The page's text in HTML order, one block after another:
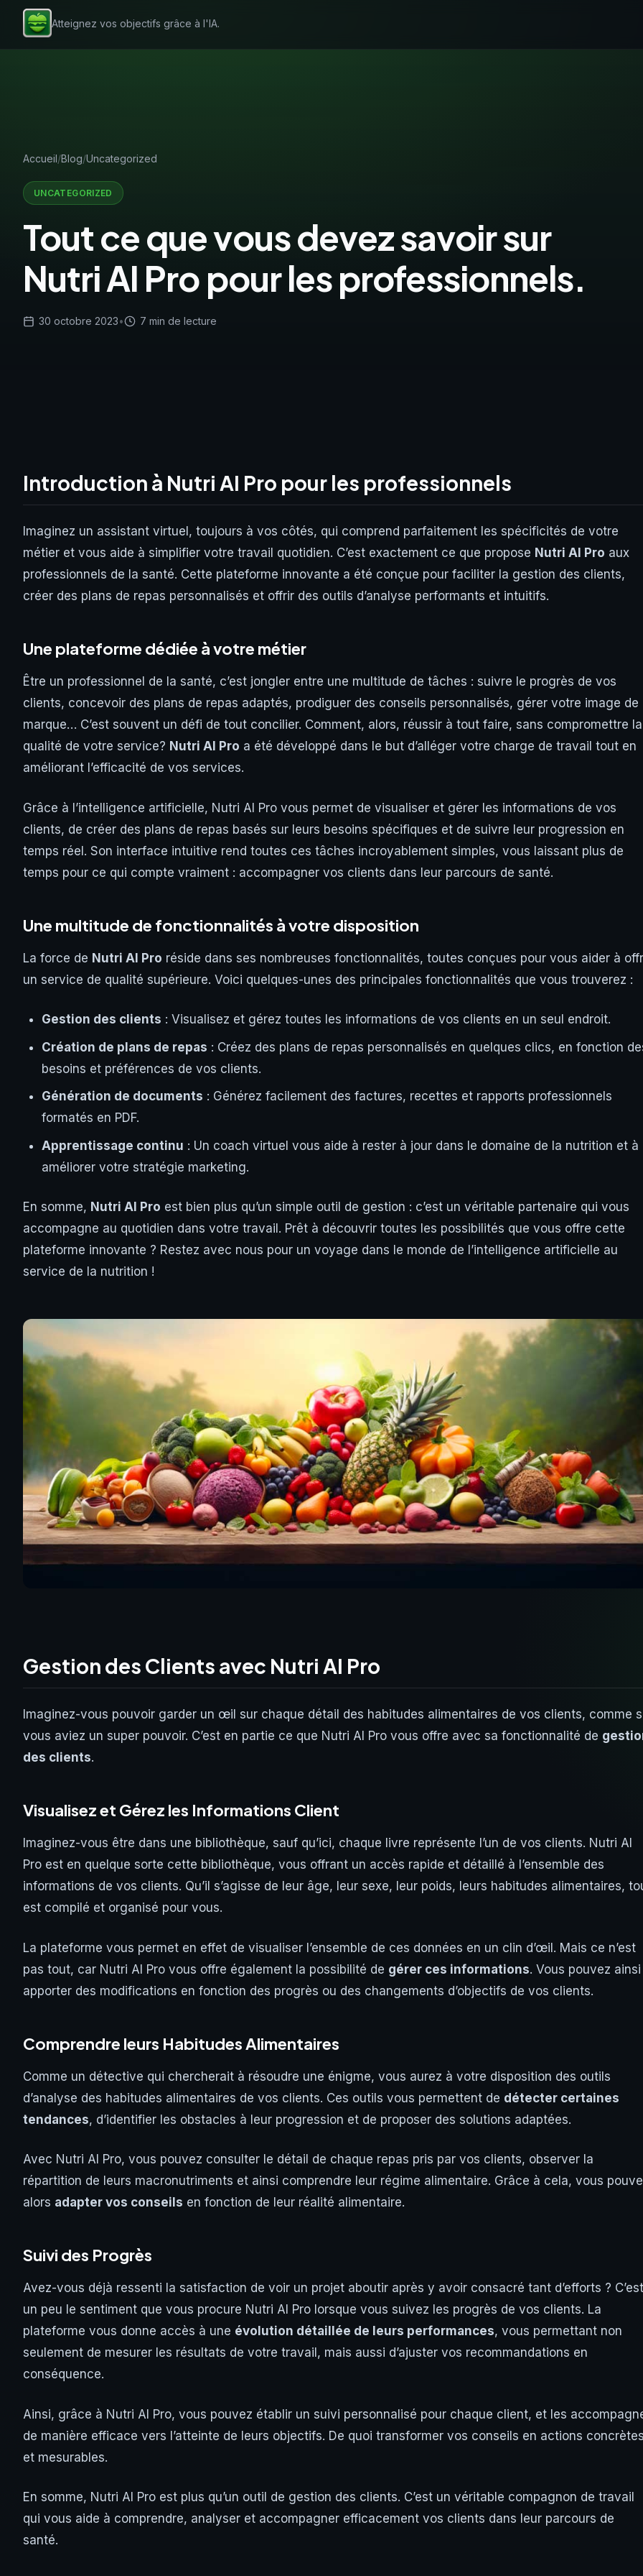
Atteignez vos objectifs grâce à l'IA.
Accueil Blog Uncategorized
UNCATEGORIZED
Tout ce que vous devez savoir sur
Nutri AI Pro pour les professionnels.
30 octobre 2023• 7 min de lecture
Introduction à Nutri AI Pro pour les professionnels
Imaginez un assistant virtuel, toujours à vos côtés, qui comprend parfaitement les spécificités de votre
métier et vous aide à simplifier votre travail quotidien. C’est exactement ce que propose Nutri AI Pro aux
professionnels de la santé. Cette plateforme innovante a été conçue pour faciliter la gestion des clients,
créer des plans de repas personnalisés et offrir des outils d’analyse performants et intuitifs.
Une plateforme dédiée à votre métier
Être un professionnel de la santé, c’est jongler entre une multitude de tâches : suivre le progrès de vos
clients, concevoir des plans de repas adaptés, prodiguer des conseils personnalisés, gérer votre image de
marque… C’est souvent un défi de tout concilier. Comment, alors, réussir à tout faire, sans compromettre la
qualité de votre service? Nutri AI Pro a été développé dans le but d’alléger votre charge de travail tout en
améliorant l’efficacité de vos services.
Grâce à l’intelligence artificielle, Nutri AI Pro vous permet de visualiser et gérer les informations de vos
clients, de créer des plans de repas basés sur leurs besoins spécifiques et de suivre leur progression en
temps réel. Son interface intuitive rend toutes ces tâches incroyablement simples, vous laissant plus de
temps pour ce qui compte vraiment : accompagner vos clients dans leur parcours de santé.
Une multitude de fonctionnalités à votre disposition
La force de Nutri AI Pro réside dans ses nombreuses fonctionnalités, toutes conçues pour vous aider à
un service de qualité supérieure. Voici quelques-unes des principales fonctionnalités que vous trouverez :
Gestion des clients : Visualisez et gérez toutes les informations de vos clients en un seul endroit.
Création de plans de repas : Créez des plans de repas personnalisés en quelques clics, en fonction
besoins et préférences de vos clients.
Génération de documents : Générez facilement des factures, recettes et rapports professionnels
formatés en PDF.
Apprentissage continu : Un coach virtuel vous aide à rester à jour dans le domaine de la nutrition et à
améliorer votre stratégie marketing.
En somme, Nutri AI Pro est bien plus qu’un simple outil de gestion : c’est un véritable partenaire qui vous
accompagne au quotidien dans votre travail. Prêt à découvrir toutes les possibilités que vous offre cette
plateforme innovante ? Restez avec nous pour un voyage dans le monde de l’intelligence artificielle au
service de la nutrition !
Gestion des Clients avec Nutri AI Pro
Imaginez-vous pouvoir garder un œil sur chaque détail des habitudes alimentaires de vos clients, comme
vous aviez un super pouvoir. C’est en partie ce que Nutri AI Pro vous offre avec sa fonctionnalité de
des clients.
Visualisez et Gérez les Informations Client
Imaginez-vous être dans une bibliothèque, sauf qu’ici, chaque livre représente l’un de vos clients. Nutri AI
Pro est en quelque sorte cette bibliothèque, vous offrant un accès rapide et détaillé à l’ensemble des
informations de vos clients. Qu’il s’agisse de leur âge, leur sexe, leur poids, leurs habitudes alimentaires,
est compilé et organisé pour vous.
La plateforme vous permet en effet de visualiser l’ensemble de ces données en un clin d’œil. Mais ce n’est
pas tout, car Nutri AI Pro vous offre également la possibilité de gérer ces informations. Vous pouvez ainsi
apporter des modifications en fonction des progrès ou des changements d’objectifs de vos clients.
Comprendre leurs Habitudes Alimentaires
Comme un détective qui chercherait à résoudre une énigme, vous aurez à votre disposition des outils
d’analyse des habitudes alimentaires de vos clients. Ces outils vous permettent de détecter certaines
tendances, d’identifier les obstacles à leur progression et de proposer des solutions adaptées.
Avec Nutri AI Pro, vous pouvez consulter le détail de chaque repas pris par vos clients, observer la
répartition de leurs macronutriments et ainsi comprendre leur régime alimentaire. Grâce à cela, vous
alors adapter vos conseils en fonction de leur réalité alimentaire.
Suivi des Progrès
Avez-vous déjà ressenti la satisfaction de voir un projet aboutir après y avoir consacré tant d’efforts ? C’est
un peu le sentiment que vous procure Nutri AI Pro lorsque vous suivez les progrès de vos clients. La
plateforme vous donne accès à une évolution détaillée de leurs performances, vous permettant non
seulement de mesurer les résultats de votre travail, mais aussi d’ajuster vos recommandations en
conséquence.
Ainsi, grâce à Nutri AI Pro, vous pouvez établir un suivi personnalisé pour chaque client, et les
de manière efficace vers l’atteinte de leurs objectifs. De quoi transformer vos conseils en actions
et mesurables.
En somme, Nutri AI Pro est plus qu’un outil de gestion des clients. C’est un véritable compagnon de travail
qui vous aide à comprendre, analyser et accompagner efficacement vos clients dans leur parcours de
santé.